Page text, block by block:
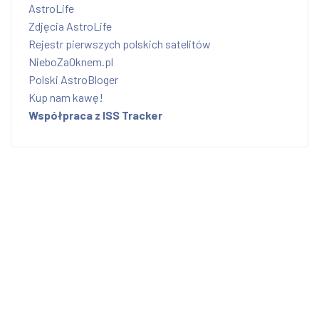
AstroLife
Zdjęcia AstroLife
Rejestr pierwszych polskich satelitów
NieboZaOknem.pl
Polski AstroBloger
Kup nam kawę!
Współpraca z ISS Tracker